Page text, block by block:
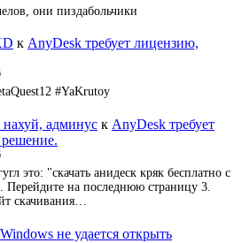
они пиздабольчики
к AnyDesk требует лицензию,
#YaKrutoy
нахуй, админус к AnyDesk требует
это: "скачать анидеск кряк бесплатно с
Перейдите на последнюю страницу 3.
скачивания…
Windows не удается открыть